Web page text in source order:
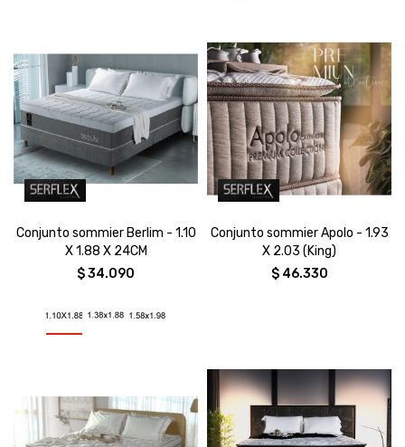
Conjunto sommier Berlim - 1.10
X 1.88 X 24CM
$34.090
Conjunto sommier Apolo - 1.93
X 2.03 (King)
$ 46.330